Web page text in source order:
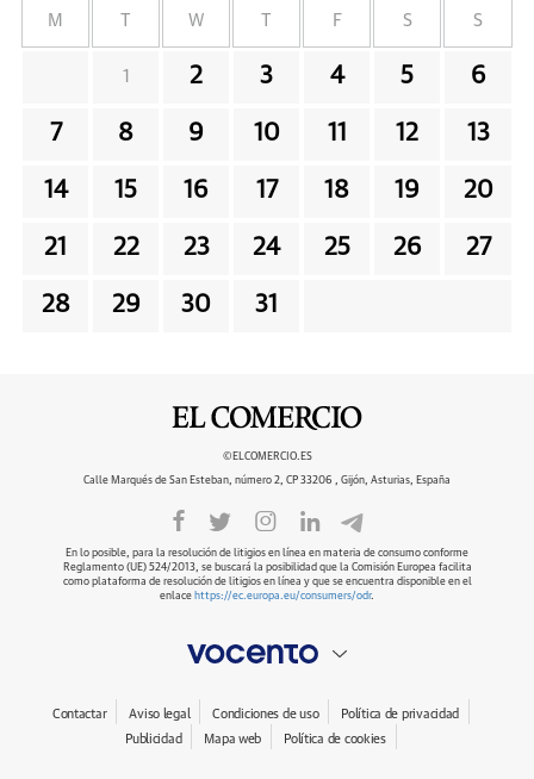
M W F S S
1 2 3 4 5 6
7 8 9 10 11 12 13
14 15 16 17 18 19 20
21 22 23 24 25 26 27
28 29 30 31
©ELCOMERCIO.ES
Calle Marqués de San Esteban, número 2, CP 33206 , Gijón, Asturias, España
En lo posible, para la resolución de litigios en línea en materia de consumo conforme
Reglamento (UE) 524/2013, se buscará la posibilidad que la Comisión Europea facilita
como plataforma de resolución de litigios en línea y que se encuentra disponible en el
enlace https://ec.europa.eu/consumers/odr.
Contactar Aviso legal Condiciones de uso
Política de privacidad
Publicidad
Mapa web Política de cookies